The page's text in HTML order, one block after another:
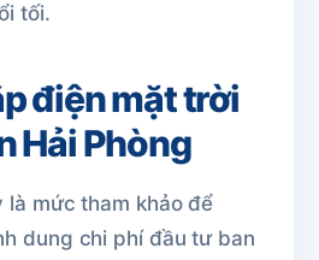
tối.
điện mặt trời
Hải Phòng
là mức tham khảo để
dung chi phí đầu tư ban